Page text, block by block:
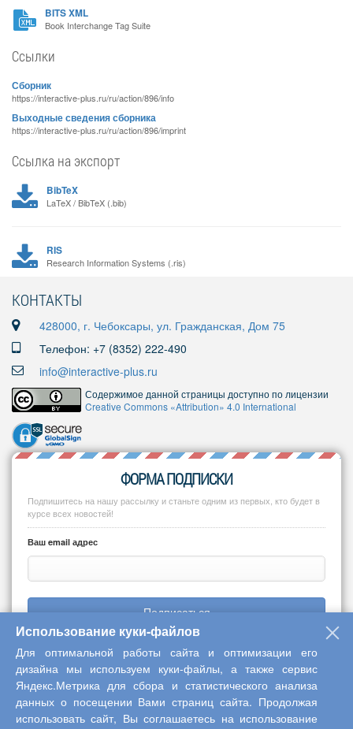
BITS XML
Book Interchange Tag Suite
Ссылки
Сборник
https://interactive-plus.ru/ru/action/896/info
Выходные сведения сборника
https://interactive-plus.ru/ru/action/896/imprint
Ссылка на экспорт
BibTeX
LaTeX / BibTeX (.bib)
RIS
Research Information Systems (.ris)
КОНТАКТЫ
428000, г. Чебоксары, ул. Гражданская, Дом 75
Телефон: +7 (8352) 222-490
info@interactive-plus.ru
Содержимое данной страницы доступно по лицензии
Creative Commons «Attribution» 4.0 International
ФОРМА ПОДПИСКИ
Подпишитесь на нашу рассылку и станьте одним из первых, кто будет в
курсе всех новостей!
Ваш email адрес
Подписаться
Copyright © 2013-2026 Центр научного сотрудничества «Интерактив
плюс»
Использование куки-файлов
Для оптимальной работы сайта и оптимизации его
дизайна мы используем куки-файлы, а также сервис
Яндекс.Метрика для сбора и статистического анализа
данных о посещении Вами страниц сайта. Продолжая
использовать сайт, Вы соглашаетесь на использование